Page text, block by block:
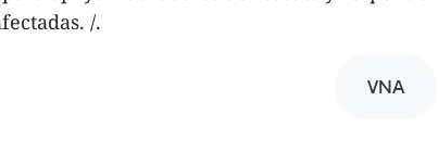
/.
VNA